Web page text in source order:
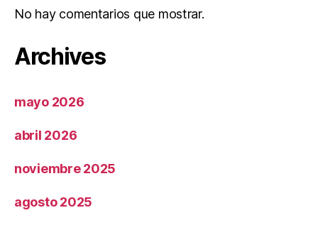
No hay comentarios que mostrar.
Archives
mayo 2026
abril 2026
noviembre 2025
agosto 2025